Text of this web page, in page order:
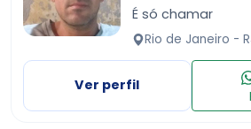
É só chamar
Rio de Janeiro -
Ver perfil